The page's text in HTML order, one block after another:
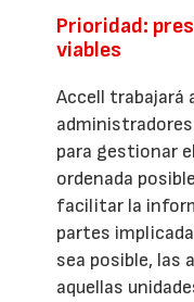
Prioridad:
viables
Accell trabajará
para gestionar
ordenada
facilitar la
partes
sea posible, las
aquellas